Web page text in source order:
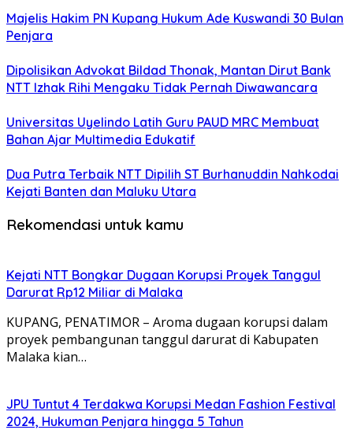
Majelis Hakim PN Kupang Hukum Ade Kuswandi 30 Bulan
Penjara
Dipolisikan Advokat Bildad Thonak, Mantan Dirut Bank
NTT Izhak Rihi Mengaku Tidak Pernah Diwawancara
Universitas Uyelindo Latih Guru PAUD MRC Membuat
Bahan Ajar Multimedia Edukatif
Dua Putra Terbaik NTT Dipilih ST Burhanuddin Nahkodai
Kejati Banten dan Maluku Utara
Rekomendasi untuk kamu
Kejati NTT Bongkar Dugaan Korupsi Proyek Tanggul
Darurat Rp12 Miliar di Malaka
KUPANG, PENATIMOR – Aroma dugaan korupsi dalam
proyek pembangunan tanggul darurat di Kabupaten
Malaka kian…
JPU Tuntut 4 Terdakwa Korupsi Medan Fashion Festival
2024, Hukuman Penjara hingga 5 Tahun